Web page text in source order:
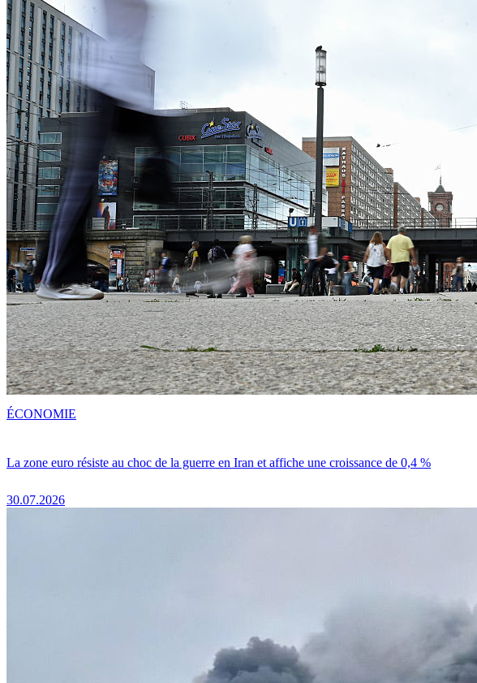
La zone euro résiste au choc de la guerre en Iran et affiche une croissance de 0,4 %
30.07.2026
ÉCONOMIE